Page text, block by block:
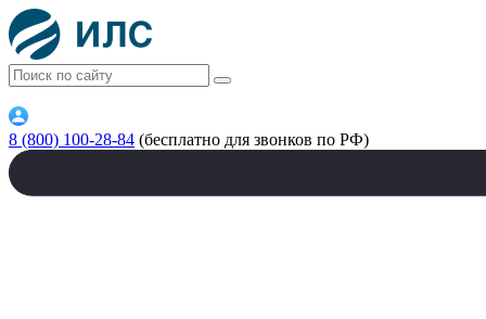
8 (800) 100-28-84 (бесплатно для звонков по РФ)